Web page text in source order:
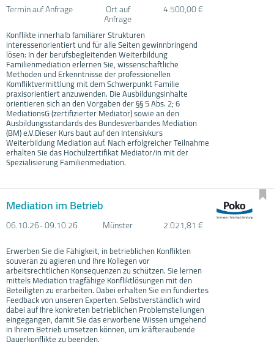
Termin auf Anfrage Ort auf
Anfrage
4.500,00 €
Konflikte innerhalb familiärer Strukturen
interessenorientiert und für alle Seiten gewinnbringend
lösen: In der berufsbegleitenden Weiterbildung
Familienmediation erlernen Sie, wissenschaftliche
Methoden und Erkenntnisse der professionellen
Komfliktvermittlung mit dem Schwerpunkt Familie
praxisorientiert anzuwenden. Die Ausbildungsinhalte
orientieren sich an den Vorgaben der §§ 5 Abs. 2; 6
MediationsG (zertifizierter Mediator) sowie an den
Ausbildungsstandards des Bundesverbandes Mediation
(BM) e.V.Dieser Kurs baut auf den Intensivkurs
Weiterbildung Mediation auf. Nach erfolgreicher Teilnahme
erhalten Sie das Hochulzertifikat Mediator/in mit der
Spezialisierung Familienmediation.
Mediation im Betrieb
06.10.26- 09.10.26 Münster 2.021,81 €
Erwerben Sie die Fähigkeit, in betrieblichen Konflikten
souverän zu agieren und Ihre Kollegen vor
arbeitsrechtlichen Konsequenzen zu schützen. Sie lernen
mittels Mediation tragfähige Konfliktlösungen mit den
Beteiligten zu erarbeiten. Dabei erhalten Sie ein fundiertes
Feedback von unseren Experten. Selbstverständlich wird
dabei auf Ihre konkreten betrieblichen Problemstellungen
eingegangen, damit Sie das erworbene Wissen umgehend
in Ihrem Betrieb umsetzen können, um kräfteraubende
Dauerkonflikte zu beenden.